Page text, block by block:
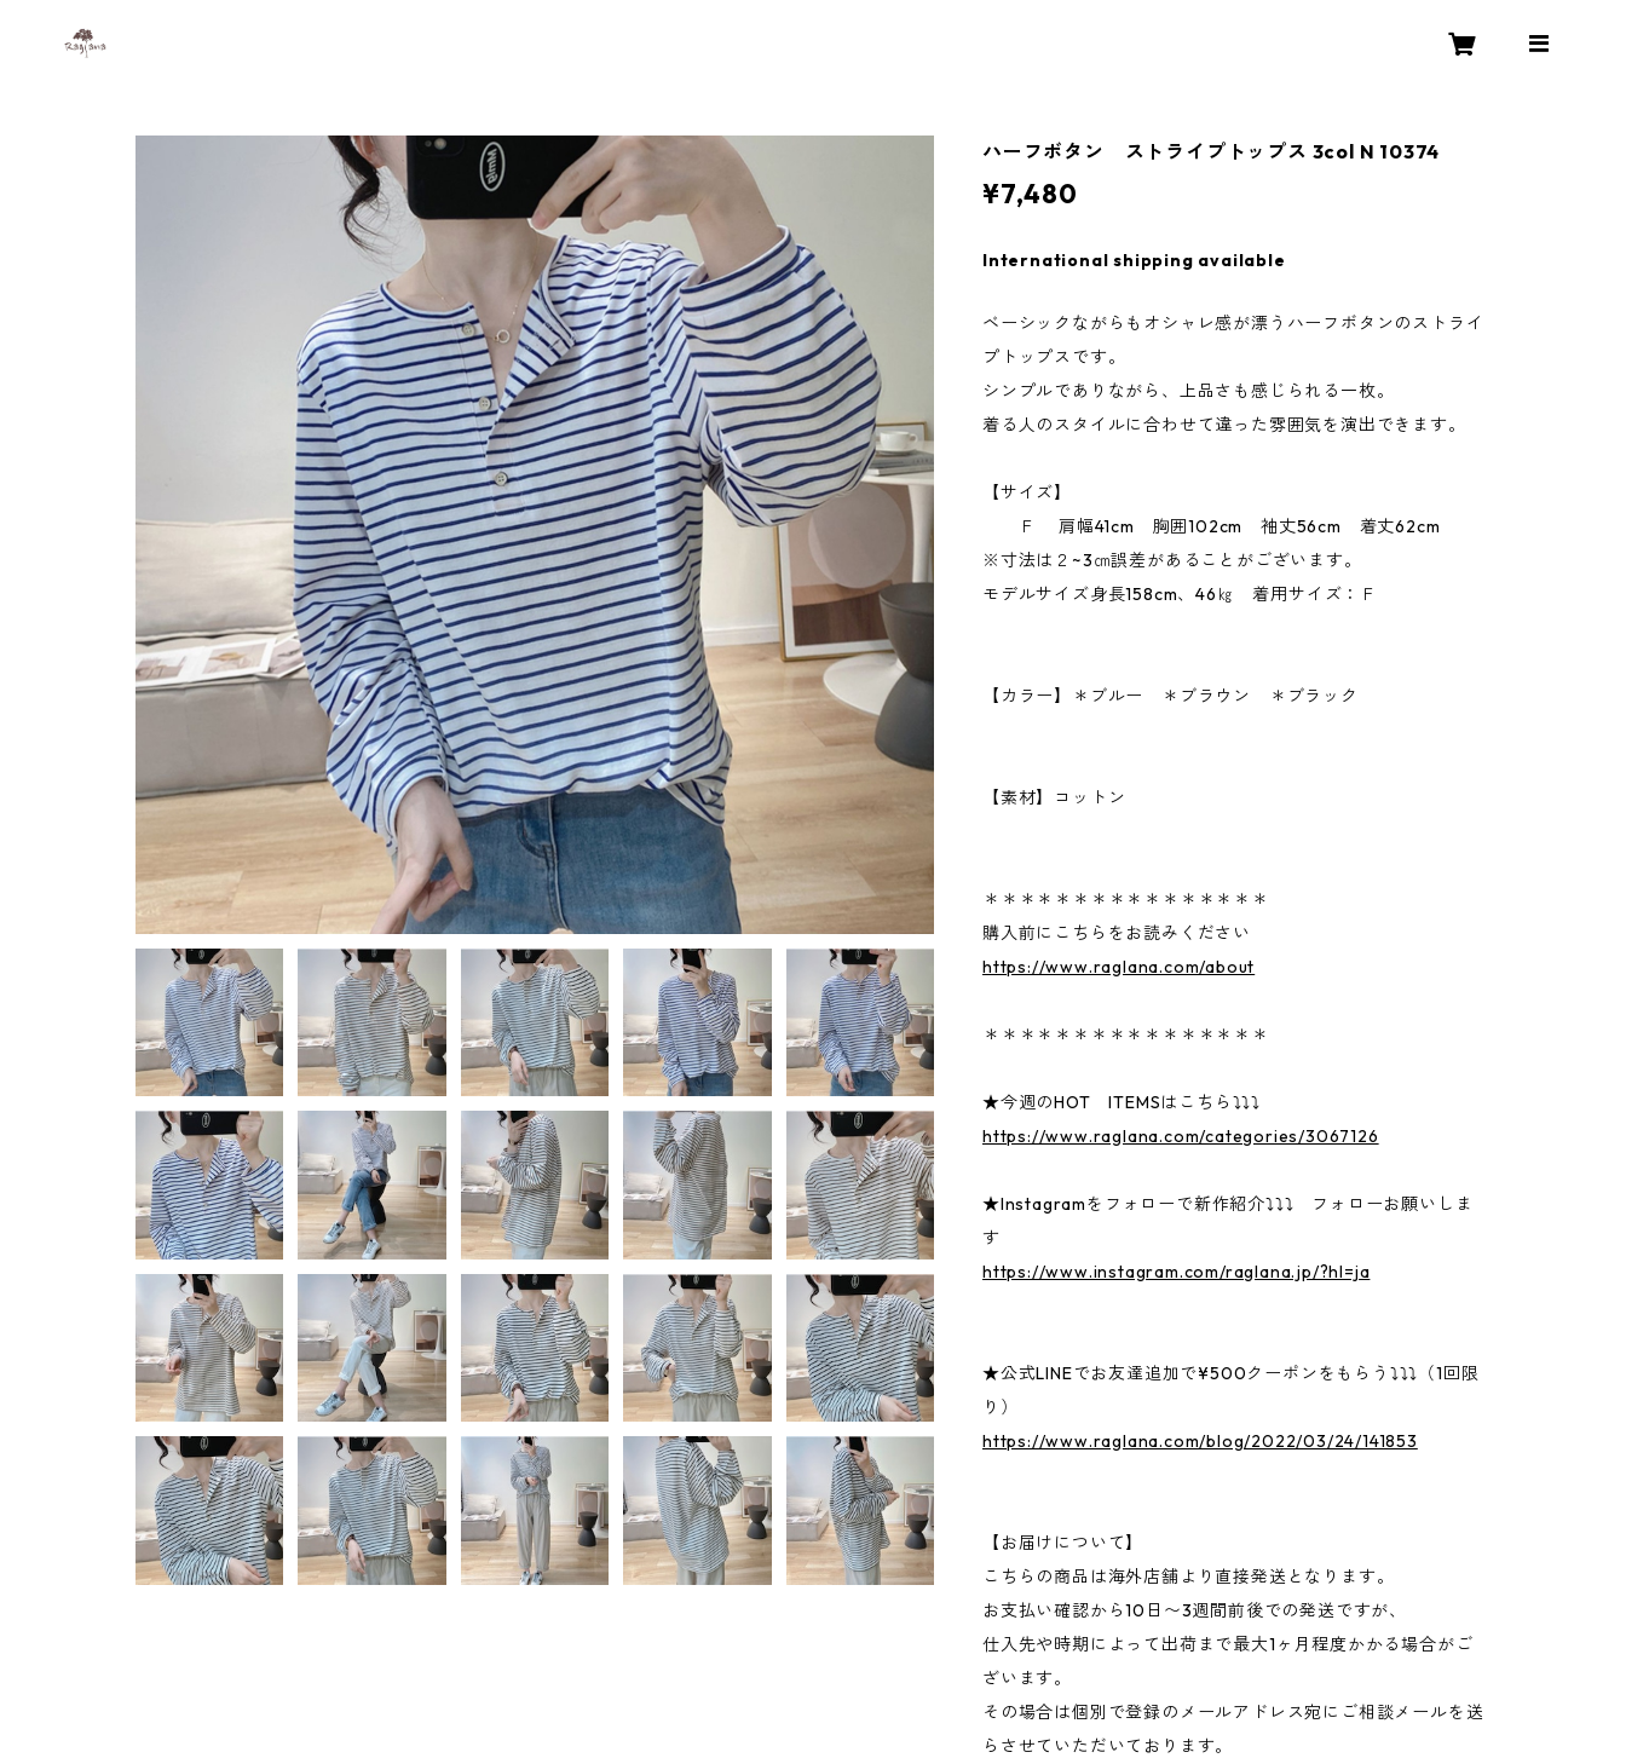
ハーフボタン ストライプトップス 3col N 10374
¥7,480
International shipping available
ベーシックながらもオシャレ感が漂うハーフボタンのストライ
プトップスです。
シンプルでありながら、上品さも感じられる一枚。
着る人のスタイルに合わせて違った雰囲気を演出できます。
【サイズ】
Ｆ 肩幅41cm 胸囲102cm 袖丈56cm 着丈62cm
※寸法は２~3㎝誤差があることがございます。
モデルサイズ身長158cm、46㎏ 着用サイズ：Ｆ
【カラー】＊ブルー ＊ブラウン ＊ブラック
【素材】コットン
＊＊＊＊＊＊＊＊＊＊＊＊＊＊＊＊
購入前にこちらをお読みください
https://www.raglana.com/about
＊＊＊＊＊＊＊＊＊＊＊＊＊＊＊＊
★今週のHOT ITEMSはこちら⤵⤵⤵
https://www.raglana.com/categories/3067126
★Instagramをフォローで新作紹介⤵⤵⤵ フォローお願いしま
す
https://www.instagram.com/raglana.jp/?hl=ja
★公式LINEでお友達追加で¥500クーポンをもらう⤵⤵⤵（1回限
り）
https://www.raglana.com/blog/2022/03/24/141853
【お届けについて】
こちらの商品は海外店舗より直接発送となります。
お支払い確認から10日〜3週間前後での発送ですが、
仕入先や時期によって出荷まで最大1ヶ月程度かかる場合がご
ざいます。
その場合は個別で登録のメールアドレス宛にご相談メールを送
らさせていただいております。